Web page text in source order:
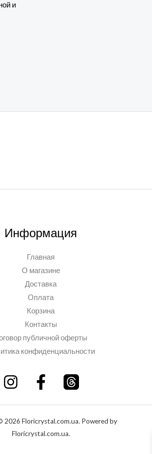
и
Информация
Главная
О магазине
Доставка
Оплата
Корзина
Контакты
публичной оферты
конфиденциальности
Floricrystal.com.ua. Powered by
Floricrystal.com.ua.